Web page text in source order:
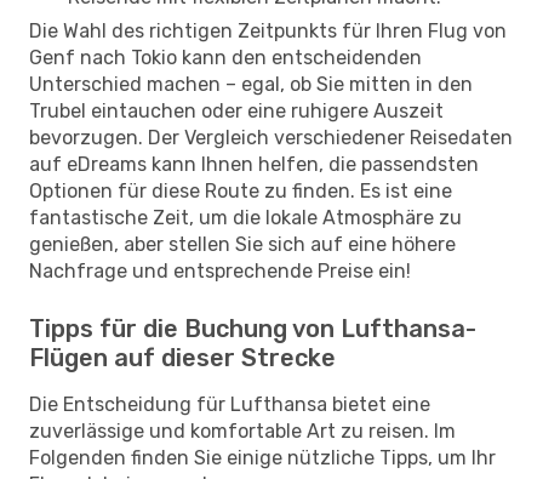
Die Wahl des richtigen Zeitpunkts für Ihren Flug von
Genf nach Tokio kann den entscheidenden
Unterschied machen – egal, ob Sie mitten in den
Trubel eintauchen oder eine ruhigere Auszeit
bevorzugen. Der Vergleich verschiedener Reisedaten
auf eDreams kann Ihnen helfen, die passendsten
Optionen für diese Route zu finden. Es ist eine
fantastische Zeit, um die lokale Atmosphäre zu
genießen, aber stellen Sie sich auf eine höhere
Nachfrage und entsprechende Preise ein!
Tipps für die Buchung von Lufthansa-
Flügen auf dieser Strecke
Die Entscheidung für Lufthansa bietet eine
zuverlässige und komfortable Art zu reisen. Im
Folgenden finden Sie einige nützliche Tipps, um Ihr